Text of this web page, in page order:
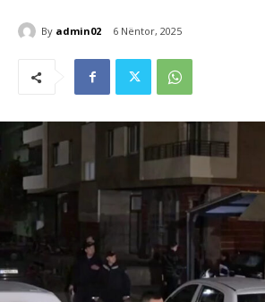
By admin02 6 Nëntor, 2025